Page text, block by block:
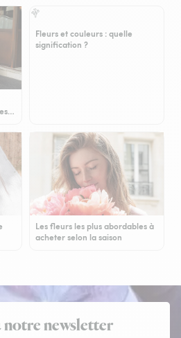
Fleurs et couleurs : quelle
signification ?
Les fleurs les plus abordables à
acheter selon la saison
notre newsletter